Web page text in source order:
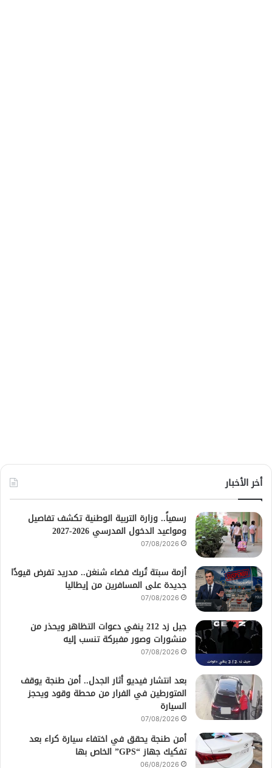
أخر الأخبار
رسمياً.. وزارة التربية الوطنية تكشف تفاصيل
ومواعيد الدخول المدرسي 2026-2027
07/08/2026
أزمة سبتة تُربك فضاء شنغن.. مدريد تفرض قيودًا
جديدة على المسافرين من إيطاليا
07/08/2026
جيل زد 212 ينفي دعوات التظاهر ويحذر من
منشورات وصور مفبركة تنسب إليه
07/08/2026
بعد انتشار فيديو أثار الجدل.. أمن طنجة يوقف
المتورطين في الفرار من محطة وقود ويحجز
السيارة
07/08/2026
أمن طنجة يحقق في اختفاء سيارة كراء بعد
تفكيك جهاز “GPS” الخاص بها
06/08/2026